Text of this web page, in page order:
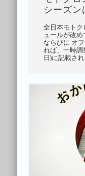
シーズン
全日本モトク
ュールが改め
ならびに オ
れば、一時
日)に記載さ